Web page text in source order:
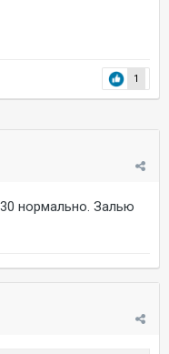
1
нормально. Залью